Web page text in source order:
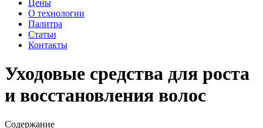
Цены
О технологии
Палитра
Статьи
Контакты
Уходовые средства для роста
и восстановления волос
Содержание